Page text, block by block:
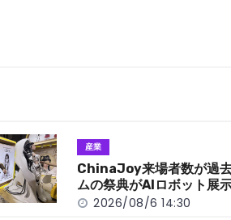
産業
ChinaJoy来場者数が過
ムの祭典がAIロボット展
2026/08/6 14:30